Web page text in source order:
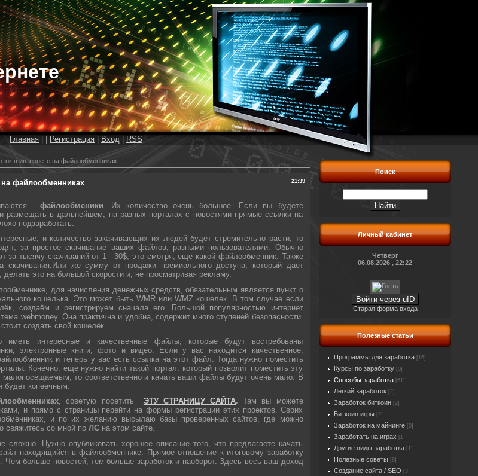
Главная Регистрация Вход RSS
в интернете на файлообменниках
21:39
файлообменниках
- файлообменики . Их количество очень большое. Если вы будете
размещать в дальнейшем, на разных порталах с новостями прямые ссылки на
подзаработать.
и количество закачивающих их людей будет стремительно расти, то
за простое скачивание ваших файлов, разными пользователями. Обычно
за тысячу скачиваний от 1 - 30$, это смотря, ещё какой файлообменник. Также
скачивания. Или же сумму от продажи премиального доступа, который дает
это на большой скорости и, не просматривая рекламу.
для начисления денежных средств, обязательным является пункт о
кошелька. Это может быть WMR или WMZ кошелек. В том случае если
создаём и регистрируем сначала его. Большой популярностью интернет
webmoney. Она практична и удобна, содержит много ступеней безопасности.
создать свой кошелёк.
интересные и качественные файлы, которые будут востребованы
электронные книги, фото и видео. Если у вас находится качественное,
и теперь у вас есть ссылка на этот файл. Тогда нужно поместить
Конечно, еще нужно найти такой портал, который позволит поместить эту
малопосещаемым, то соответственно и качать ваши файлы будут очень мало. В
будет копеечным.
, советую посетить ЭТУ СТРАНИЦУ САЙТА.Там вы можете
и прямо с страницы перейти на формы регистрации этих проектов. Своих
и по их желанию высылаю базы проверенных сайтов, где можно
свяжитесь со мной по ЛС на этом сайте.
Нужно опубликовать хорошее описание того, что предлагаете качать
находящийся в файлообменнике. Прямое отношение к итоговому заработку
Чем больше новостей, тем больше заработок и наоборот. Здесь весь ваш доход
Поиск
Личный кабинет
Четверг
06.08.2026 , 22:22
Войти через uID
Старая форма входа
Полезные статьи
Программы для заработка [16]
Курсы по заработку [0]
Способы заработка [61]
Легкий заработок [2]
Заработок биткоин [2]
Биткоин игры [2]
Заработок на майнинге [0]
Заработать на играх [1]
Другие виды заработка [1]
Полезные советы [8]
Создание сайта / SEO [3]